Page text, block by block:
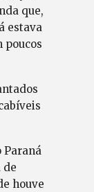
que,
estava
poucos
Paraná
de
houve